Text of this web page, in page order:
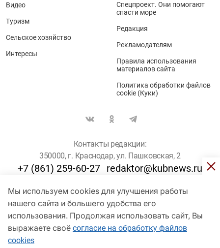
Мы используем cookies для улучшения работы
нашего сайта и большего удобства его
использования. Продолжая использовать сайт, Вы
выражаете своё согласие на обработку файлов
cookies
Видео
Туризм
Сельское хозяйство
Интересы
Спецпроект. Они помогают
спасти море
Редакция
Рекламодателям
Правила использования
материалов сайта
Политика обработки файлов
cookie (Куки)
Контакты редакции:
350000, г. Краснодар, ул. Пашковская, 2
+7 (861) 259-60-27 redaktor@kubnews.ru
Для пользователей старше 16 лет
© Кубанские Новости, 2017
Сетевое издание «kubnews» зарегистрировано Федеральной
службой по надзору в сфере связи, информационных технологий
и массовых коммуникаций (Роскомнадзор). Регистрационный